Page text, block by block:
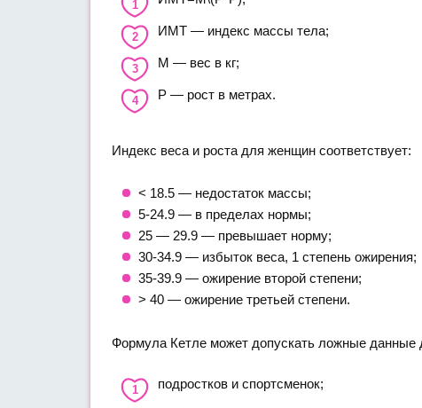
ИМТ — индекс массы тела;
М — вес в кг;
Р — рост в метрах.
Индекс веса и роста для женщин соответствует:
< 18.5 — недостаток массы;
5-24.9 — в пределах нормы;
25 — 29.9 — превышает норму;
30-34.9 — избыток веса, 1 степень ожирения;
35-39.9 — ожирение второй степени;
> 40 — ожирение третьей степени.
Формула Кетле может допускать ложные данные
подростков и спортсменок;